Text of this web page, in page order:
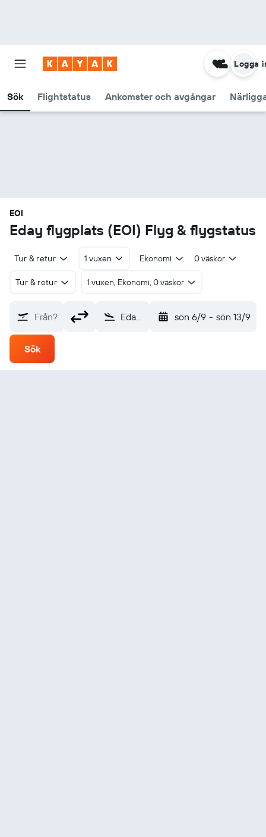
Sök Flightstatus Ankomster och avgångar
Logga
EOI
Eday flygplats (EOI) Flyg & flygstatus
Tur & retur 1 vuxen Ekonomi 0 väskor
Tur & retur 1 vuxen, Ekonomi, 0 väskor
Från? Eday (EOI) sön 6/9 - sön 13/9
Sök